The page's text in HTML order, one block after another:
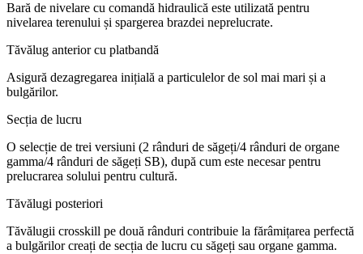
Bară de nivelare cu comandă hidraulică este utilizată pentru
nivelarea terenului și spargerea brazdei neprelucrate.
Tăvălug anterior cu platbandă
Asigură dezagregarea inițială a particulelor de sol mai mari și a
bulgărilor.
Secția de lucru
O selecție de trei versiuni (2 rânduri de săgeți/4 rânduri de organe
gamma/4 rânduri de săgeți SB), după cum este necesar pentru
prelucrarea solului pentru cultură.
Tăvălugi posteriori
Tăvălugii crosskill pe două rânduri contribuie la fărâmițarea perfectă
a bulgărilor creați de secția de lucru cu săgeți sau organe gamma.